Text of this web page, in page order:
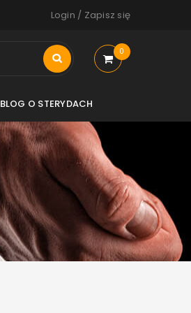
Login / Zapisz się
0
BLOG O STERYDACH